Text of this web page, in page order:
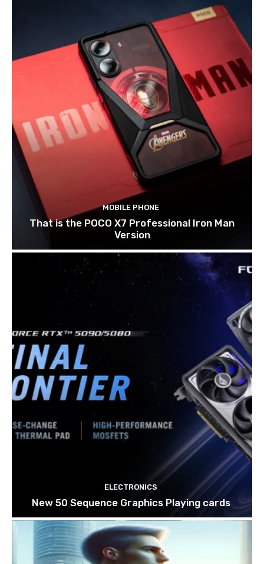
MOBILE PHONE
That is the POCO X7 Professional Iron Man
Version
ELECTRONICS
New 50 Sequence Graphics Playing cards